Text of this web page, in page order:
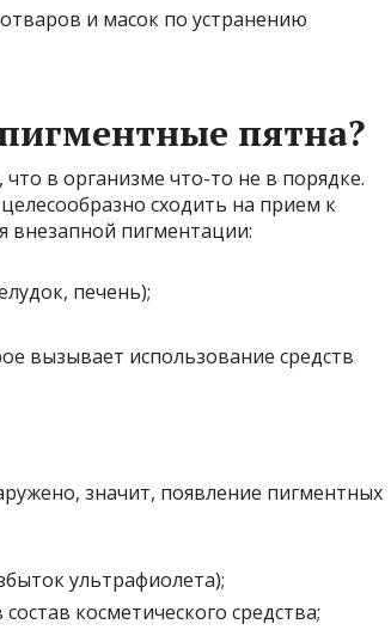
и масок по устранению
пятна?
в организме что-то не в порядке.
сходить на прием к
внезапной пигментации:
печень);
вызывает использование средств
значит, появление пигментных
ультрафиолета);
косметического средства;